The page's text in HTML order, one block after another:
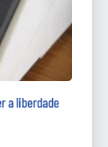
a liberdade